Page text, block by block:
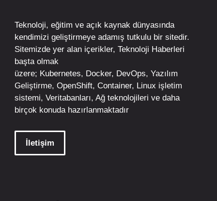
Teknoloji, eğitim ve açık kaynak dünyasında
kendimizi geliştirmeye adamış tutkulu bir sitedir.
Sitemizde yer alan içerikler, Teknoloji Haberleri
başta olmak
üzere; Kubernetes, Docker, DevOps, Yazılım
Geliştirme, OpenShift, Container, Linux işletim
sistemi, Veritabanları, Ağ teknolojileri ve daha
birçok konuda hazırlanmaktadır
İletişim